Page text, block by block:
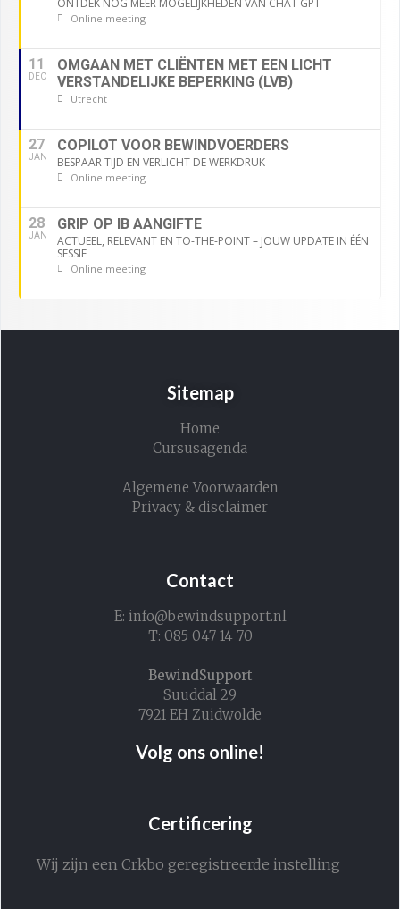
ONTDEK NOG MEER MOGELIJKHEDEN VAN CHAT GPT
Online meeting
11
DEC
OMGAAN MET CLIËNTEN MET EEN LICHT
VERSTANDELIJKE BEPERKING (LVB)
Utrecht
27
JAN
COPILOT VOOR BEWINDVOERDERS
BESPAAR TIJD EN VERLICHT DE WERKDRUK
Online meeting
28
JAN
GRIP OP IB AANGIFTE
ACTUEEL, RELEVANT EN TO-THE-POINT – JOUW UPDATE IN ÉÉN
SESSIE
Online meeting
Sitemap
Home
Cursusagenda
Algemene Voorwaarden
Privacy & disclaimer
Contact
E: info@bewindsupport.nl
T: 085 047 14 70
BewindSupport
Suuddal 29
7921 EH Zuidwolde
Volg ons online!
Certificering
Wij zijn een Crkbo geregistreerde instelling